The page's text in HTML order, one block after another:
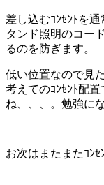
差し込むｺﾝｾﾝﾄを
タンド照明のコー
るのを防ぎます。
低い位置なので見
考えてのｺﾝｾﾝﾄ配
ね、、、。勉強に
お次はまたまたｺﾝｾﾝ